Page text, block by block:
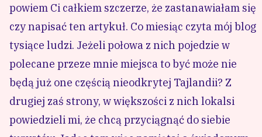
powiem Ci całkiem szczerze, że zastanawiałam się
czy napisać ten artykuł. Co miesiąc czyta mój blog
tysiące ludzi. Jeżeli połowa z nich pojedzie w
polecane przeze mnie miejsca to być może nie
będą już one częścią nieodkrytej Tajlandii? Z
drugiej zaś strony, w większości z nich lokalsi
powiedzieli mi, że chcą przyciągnąć do siebie